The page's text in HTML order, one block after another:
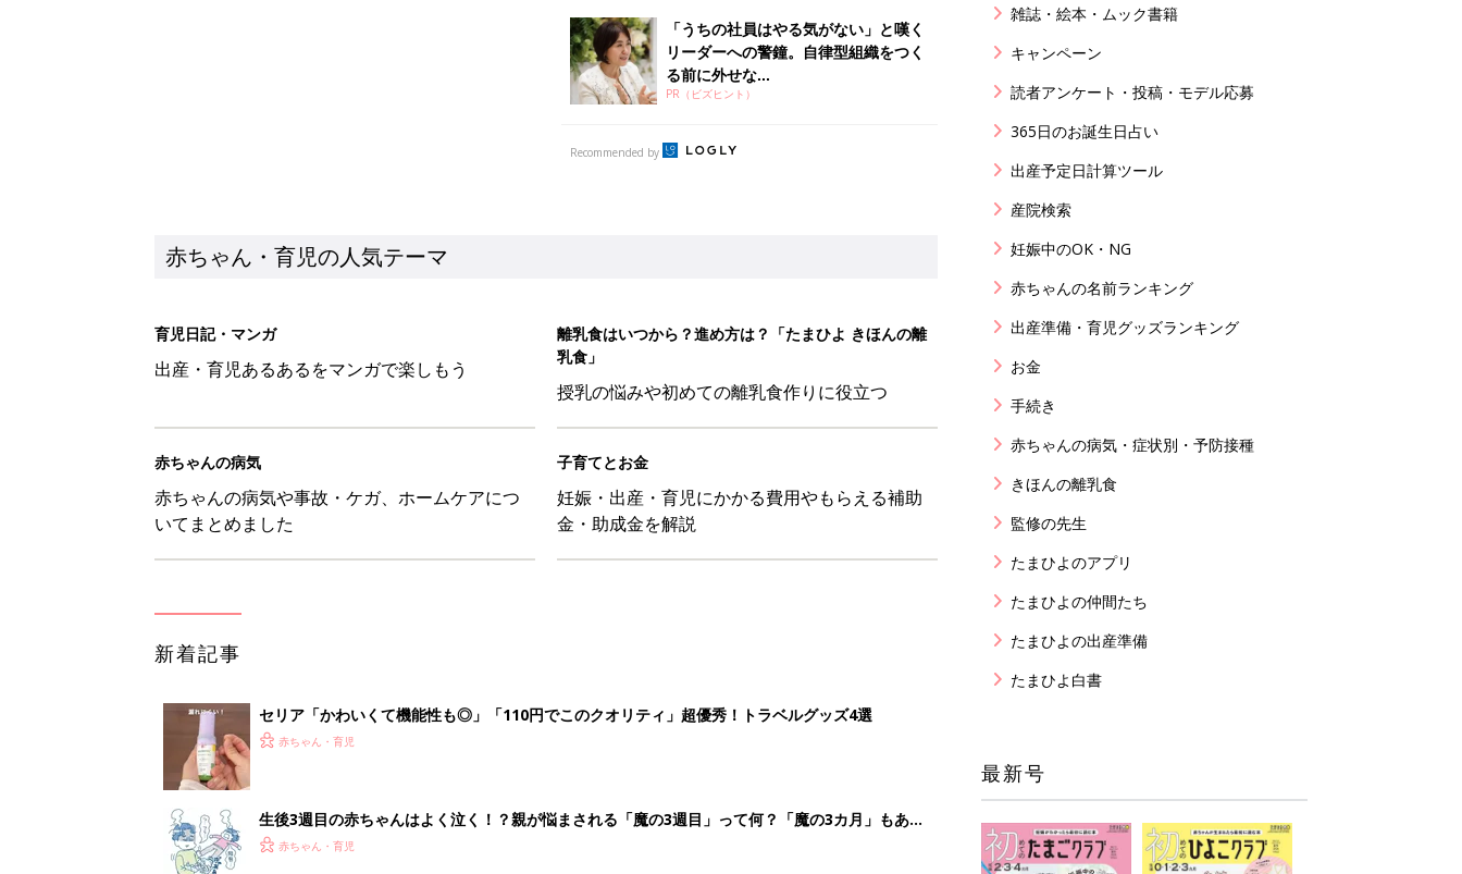
「うちの社員はやる気がない」と嘆く
リーダーへの警鐘。自律型組織をつく
る前に外せな...
PR（ビズヒント）
Recommended by
赤ちゃん・育児の人気テーマ
育児日記・マンガ
出産・育児あるあるをマンガで楽しもう
離乳食はいつから？進め方は？「たまひよ きほんの離
乳食」
授乳の悩みや初めての離乳食作りに役立つ
赤ちゃんの病気
赤ちゃんの病気や事故・ケガ、ホームケアにつ
いてまとめました
子育てとお金
妊娠・出産・育児にかかる費用やもらえる補助
金・助成金を解説
新着記事
セリア「かわいくて機能性も◎」「110円でこのクオリティ」超優秀！トラベルグッズ4選
赤ちゃん・育児
生後3週目の赤ちゃんはよく泣く！？親が悩まされる「魔の3週目」って何？「魔の3カ月」もある
って本当？【専門家】
赤ちゃん・育児
雑誌・絵本・ムック書籍
キャンペーン
読者アンケート・投稿・モデル応募
365日のお誕生日占い
出産予定日計算ツール
産院検索
妊娠中のOK・NG
赤ちゃんの名前ランキング
出産準備・育児グッズランキング
お金
手続き
赤ちゃんの病気・症状別・予防接種
きほんの離乳食
監修の先生
たまひよのアプリ
たまひよの仲間たち
たまひよの出産準備
たまひよ白書
最新号